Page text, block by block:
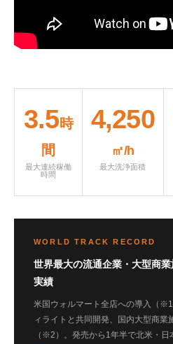
3.5時
間
最大連続稼働
時間
4,250
㎡/h
最大洗浄面積
WORLD TRACK RECORD
世界最大の流通企業・大型商
実績
米国ウォルマート全店への導入（
ィライトと共同開発、国内大型商業
（※2）。発売から1年半で北米・日